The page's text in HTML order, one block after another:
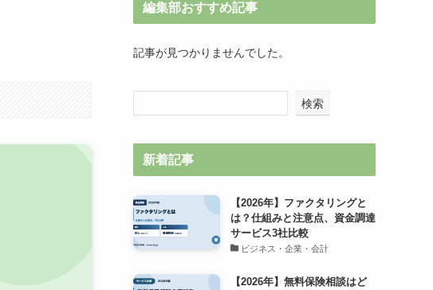
編集部おすすめ記事
記事が見つかりませんでした。
検索
新着記事
【2026年】ファクタリングと
は？仕組みと注意点、資金調達
サービス3社比較
ビジネス・企業・会計
【2026年】無料保険相談はど